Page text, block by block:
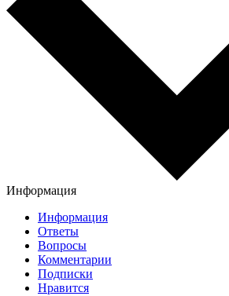
Информация
Информация
Ответы
Вопросы
Комментарии
Подписки
Нравится